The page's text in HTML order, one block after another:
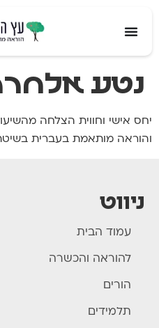
נטע
יחס אישי וחווית הצלחה
והוראה מותאמת בעברית
ניווט
עמוד הבית
להוראה והכשרה
הורים
תלמידים